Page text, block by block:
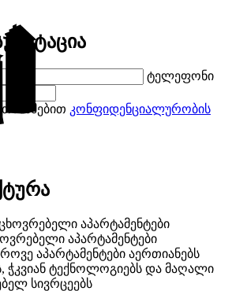
ტელეფონი
კონფიდენციალურობის
აპარტამენტები
აპარტამენტები აერთიანებს
ჭკვიან ტექნოლოგიებს და მაღალი
სივრცეებს